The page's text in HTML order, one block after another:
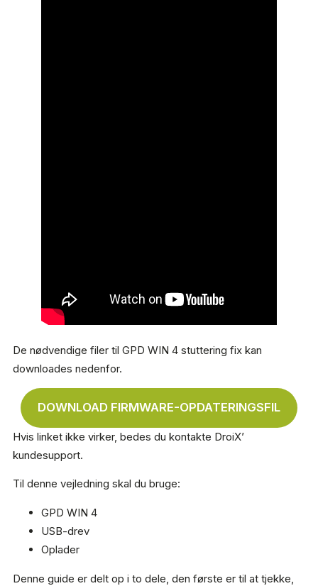
De nødvendige filer til GPD WIN 4 stuttering fix kan
downloades nedenfor.
DOWNLOAD FIRMWARE-OPDATERINGSFIL
Hvis linket ikke virker, bedes du kontakte DroiX’
kundesupport.
Til denne vejledning skal du bruge:
GPD WIN 4
USB-drev
Oplader
Denne guide er delt op i to dele, den første er til at tjekke,